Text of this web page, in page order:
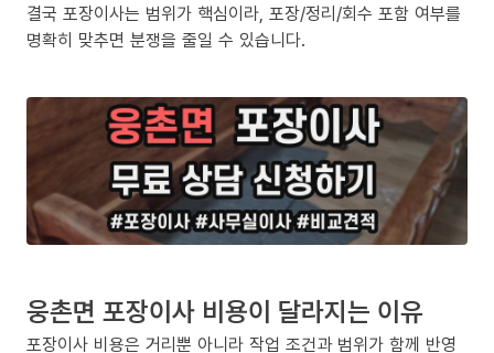
결국 포장이사는 범위가 핵심이라, 포장/정리/회수 포함 여부를
명확히 맞추면 분쟁을 줄일 수 있습니다.
웅촌면 포장이사 비용이 달라지는 이유
포장이사 비용은 거리뿐 아니라 작업 조건과 범위가 함께 반영